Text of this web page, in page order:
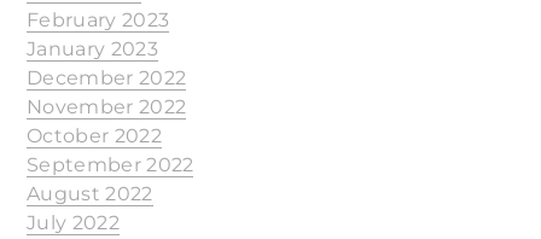
February 2023
January 2023
December 2022
November 2022
October 2022
September 2022
August 2022
July 2022